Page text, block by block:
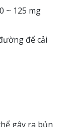
~ 125 mg
để cải
gây ra bủn